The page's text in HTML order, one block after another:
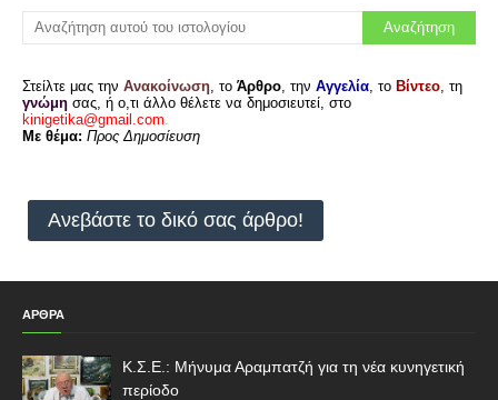
Στείλτε μας την Ανακοίνωση , το Άρθρο , την Αγγελία , το Βίντεο , τη
γνώμη σας, ή ο,τι άλλο θέλετε να δημοσιευτεί, στο
kinigetika@gmail.com
Με θέμα: Προς Δημοσίευση
Ανεβάστε το δικό σας άρθρο!
ΑΡΘΡΑ
Κ.Σ.Ε.: Μήνυμα Αραμπατζή για τη νέα κυνηγετική
περίοδο